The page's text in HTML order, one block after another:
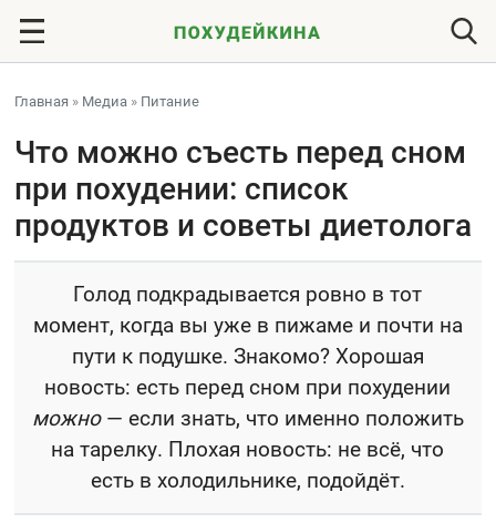
Главная » Медиа » Питание
Что можно съесть перед сном
при похудении: список
продуктов и советы диетолога
Голод подкрадывается ровно в тот
момент, когда вы уже в пижаме и почти на
пути к подушке. Знакомо? Хорошая
новость: есть перед сном при похудении
можно— если знать, что именно положить
на тарелку. Плохая новость: не всё, что
есть в холодильнике, подойдёт.